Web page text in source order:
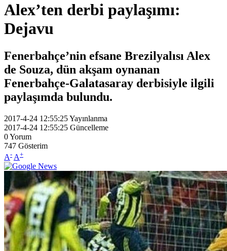
Alex’ten derbi paylaşımı:
Dejavu
Fenerbahçe’nin efsane Brezilyalısı Alex
de Souza, dün akşam oynanan
Fenerbahçe-Galatasaray derbisiyle ilgili
paylaşımda bulundu.
2017-4-24 12:55:25Yayınlanma
2017-4-24 12:55:25 Güncelleme
0Yorum
747 Gösterim
A- A+